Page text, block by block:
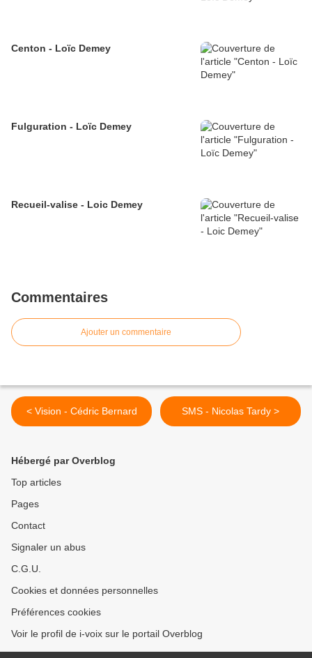
Centon - Loïc Demey
Fulguration - Loïc Demey
Recueil-valise - Loic Demey
Commentaires
Ajouter un commentaire
< Vision - Cédric Bernard SMS - Nicolas Tardy >
Hébergé par Overblog
Top articles
Pages
Contact
Signaler un abus
C.G.U.
Cookies et données personnelles
Préférences cookies
Voir le profil de i-voix sur le portail Overblog